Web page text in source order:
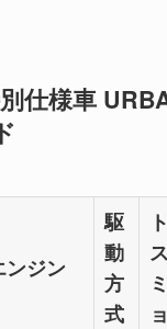
仕様車
ンジン
駆
動
方
式
ス